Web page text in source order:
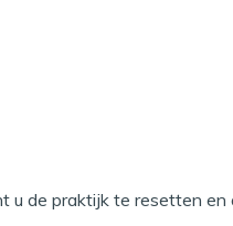
u de praktijk te resetten